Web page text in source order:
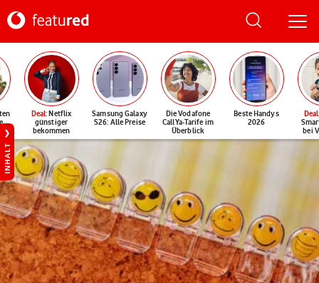
Deal: Netflix
günstiger
bekommen
Samsung Galaxy
S26: Alle Preise
Die Vodafone
CallYa-Tarife im
Überblick
Beste Handys
2026
Deal
bei
INHALT